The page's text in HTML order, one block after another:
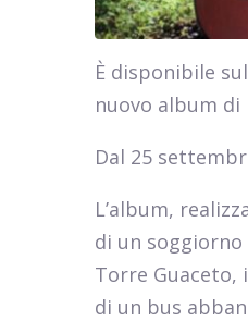
È disponibile
nuovo album di
Dal 25
L’album,
di un
Torre Guaceto,
di un bus